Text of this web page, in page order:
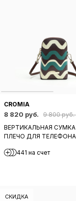
CROMIA
8 820 руб.
9 800 руб.
ВЕРТИКАЛЬНАЯ СУМКА
ПЛЕЧО ДЛЯ
CROMIA ИЗ
ЗЕЛЕНО-БЕЖЕВЫМ
441 на счет
СКИДКА